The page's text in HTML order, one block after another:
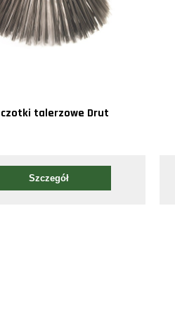
talerzowe Drut
Szczegół